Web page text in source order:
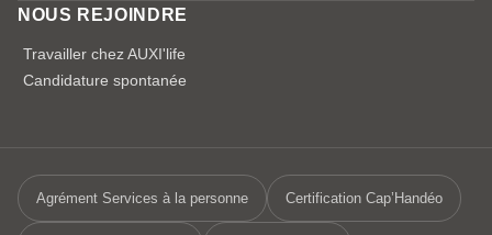
NOUS REJOINDRE
Travailler chez AUXI'life
Candidature spontanée
Agrément Services à la personne Certification Cap’Handéo